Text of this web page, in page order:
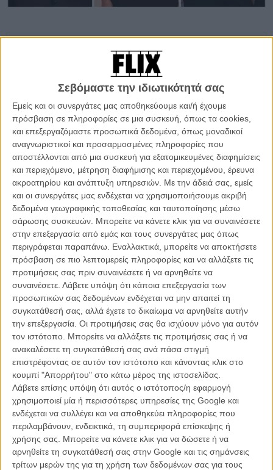
Σεβόμαστε την ιδιωτικότητά σας
Εμείς και οι συνεργάτες μας αποθηκεύουμε και/ή έχουμε
πρόσβαση σε πληροφορίες σε μια συσκευή, όπως τα cookies,
και επεξεργαζόμαστε προσωπικά δεδομένα, όπως μοναδικοί
αναγνωριστικοί και προσαρμοσμένες πληροφορίες που
αποστέλλονται από μια συσκευή για εξατομικευμένες διαφημίσεις
και περιεχόμενο, μέτρηση διαφήμισης και περιεχομένου, έρευνα
ακροατηρίου και ανάπτυξη υπηρεσιών. Με την άδειά σας, εμείς
και οι συνεργάτες μας ενδέχεται να χρησιμοποιήσουμε ακριβή
δεδομένα γεωγραφικής τοποθεσίας και ταυτοποίησης μέσω
σάρωσης συσκευών. Μπορείτε να κάνετε κλικ για να συναινέσετε
στην επεξεργασία από εμάς και τους συνεργάτες μας όπως
περιγράφεται παραπάνω. Εναλλακτικά, μπορείτε να αποκτήσετε
πρόσβαση σε πιο λεπτομερείς πληροφορίες και να αλλάξετε τις
προτιμήσεις σας πριν συναινέσετε ή να αρνηθείτε να
συναινέσετε. Λάβετε υπόψη ότι κάποια επεξεργασία των
προσωπικών σας δεδομένων ενδέχεται να μην απαιτεί τη
συγκατάθεσή σας, αλλά έχετε το δικαίωμα να αρνηθείτε αυτήν
την επεξεργασία. Οι προτιμήσεις σας θα ισχύουν μόνο για αυτόν
τον ιστότοπο. Μπορείτε να αλλάξετε τις προτιμήσεις σας ή να
ανακαλέσετε τη συγκατάθεσή σας ανά πάσα στιγμή
επιστρέφοντας σε αυτόν τον ιστότοπο και κάνοντας κλικ στο
κουμπί "Απορρήτου" στο κάτω μέρος της ιστοσελίδας.
Λάβετε επίσης υπόψη ότι αυτός ο ιστότοπος/η εφαρμογή
χρησιμοποιεί μία ή περισσότερες υπηρεσίες της Google και
ενδέχεται να συλλέγει και να αποθηκεύει πληροφορίες που
περιλαμβάνουν, ενδεικτικά, τη συμπεριφορά επίσκεψης ή
χρήσης σας. Μπορείτε να κάνετε κλικ για να δώσετε ή να
αρνηθείτε τη συγκατάθεσή σας στην Google και τις σημάνσεις
τρίτων μερών της για τη χρήση των δεδομένων σας για τους
Προσθέστε το Flix στις προτιμήσεις σας στο
Google
Το Φεστιβάλ της Βενετίας ανακοίνωσε τα μέλη της κεντρικής κριτικής
επιτροπής για την 83η διοργάνωσή του, η οποία θα απονείμει τον
Χρυσό Λέοντα και τα υπόλοιπα κορυφαία βραβεία του φεστιβάλ.
Στο πλευρό της προέδρου της επιτροπής, Μάγκι Τζίλενχαλ, θα
βρεθούν ο σπουδαίος δημιουργός του ασιατικού κινηματογράφου
Τζόνι Το, η Τυνήσια σκηνοθέτρια Κάουτερ Μπεν Χανία και η Αφγανή
σκηνοθέτρια Σαχρμπανού Σαντάτ.
Ο Τζόνι Το επιστρέφει στην κριτική επιτροπή της Βενετίας μετά τη
συμμετοχή του το 2008, ενώ τέσσερις ταινίες του έχουν κάνει
πρεμιέρα στο φεστιβάλ, ανάμεσά τους τα «Throw Down», «Exiled»
και «Life Without Principle».
Η Κάουτερ Μπεν Χανία βρέθηκε πέρυσι στη Βενετία με το
της Χιντ Ρατζάμπ»
, το οποίο απέσπασε ένα απο τα μακρύτερα
standing ovation στην ιστορία του θεσμού, με τα χειροκροτήματα να
διαρκούς για περισσότερα από 20 λεπτά. Η ταινία τιμήθηκε με τον
Αργυρό Λέοντα και η ίδια έχει προταθεί δύο φορές για Οσκαρ,
Τέλος, η Αφγανή σκηνοθέτρια Σαχρμπανού Σαντάτ έχει ξεχωρίσει τα
τελευταία χρόνια με ταινίες όπως τα «Wolf and Sheep» και «The
Orphanage».
Την επιτροπή συμπληρώνουν ο Γάλλος σκηνοθέτης και
σεναριογράφος Ξαβιέ Τζιανόλι, ο βραβευμένος με Οσκαρ συνθέτης
Ντάνιελ Μπλούμπεργκ που έκανε μεταξύ άλλων το χαρακτηριστικό
σάουντρακ του
«The Brutalist»
και ο Ιταλός ακαδημαϊκός και
θεωρητικός του κινηματογράφου Φραντσέσκο Καζέτι.